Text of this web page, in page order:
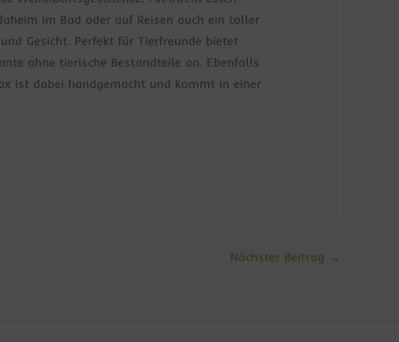
im Bad oder auf Reisen auch ein toller
Gesicht. Perfekt für Tierfreunde bietet
ohne tierische Bestandteile an. Ebenfalls
ist dabei handgemacht und kommt in einer
Nächster Beitrag →